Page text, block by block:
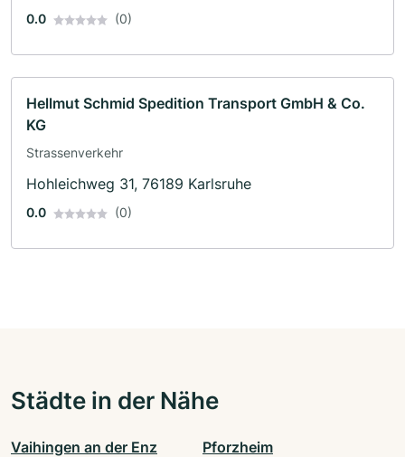
0.0 (0)
Hellmut Schmid Spedition Transport GmbH & Co.
KG
Strassenverkehr
Hohleichweg 31, 76189 Karlsruhe
0.0 (0)
Städte in der Nähe
Vaihingen an der Enz Pforzheim